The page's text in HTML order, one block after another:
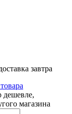
завтра
дешевле,
магазина